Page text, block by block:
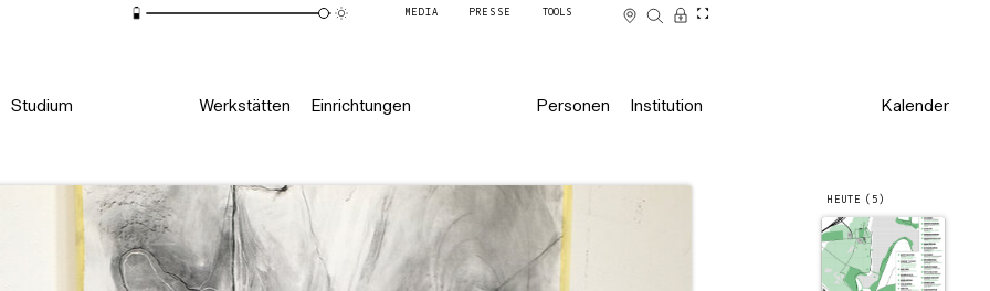
MEDIA PRESSE TOOLS
Studium Werkstätten Einrichtungen Personen Institution Kalender
HEUTE (5)